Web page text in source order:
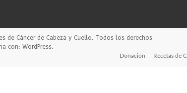
de Cáncer de Cabeza y Cuello. Todos los derechos
con: WordPress.
Donación Recetas de